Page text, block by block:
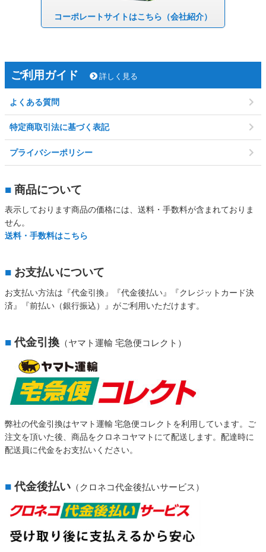
コーポレートサイトはこちら （会社紹介）
ご利用ガイド 詳しく見る
よくある質問
特定商取引法に基づく表記
プライバシーポリシー
■ 商品について
表示しております商品の価格には、送料・手数料が含まれておりま
せん。
送料・手数料はこちら
■ お支払いについて
お支払い方法は『代金引換』『代金後払い』『クレジットカード決
済』『前払い（銀行振込）』がご利用いただけます。
■代金引換 （ヤマト運輸 宅急便コレクト）
弊社の代金引換はヤマト運輸 宅急便コレクトを利用しています。ご
注文を頂いた後、商品をクロネコヤマトにて配送します。配達時に
配送員に代金をお支払いください。
■代金後払い （クロネコ代金後払いサービス）